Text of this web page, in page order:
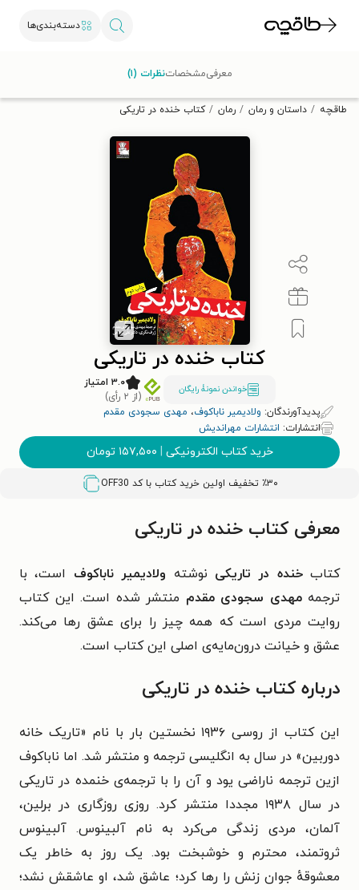
دسته‌بندی‌ها
تخفیف از طاقچه دریافت کن.
طاقچه داستان و رمان رمان کتاب خنده در تاریکی
کتاب خنده در تاریکی
خواندن نمونۀ رایگان
۳.۰ امتیاز
(از ۲ رأی)
پدیدآورندگان: ولادیمیر ناباکوف، مهدی سجودی مقدم
انتشارات: انتشارات مهراندیش
خرید کتاب الکترونیکی | ۱۵۷,۵۰۰ تومان
٪۳۰ تخفیف اولین خرید کتاب با کد OFF30
معرفیمشخصاتنظرات (۱)
معرفی کتاب خنده در تاریکی
کتاب خنده در تاریکی نوشته ولادیمیر ناباکوف است، با
ترجمهمهدی سجودی مقدم منتشر شده است. این کتاب
روایت مردی است که همه چیز را برای عشق رها می‌کند.
عشق و خیانت درون‌مایه‌ی اصلی این کتاب است.
درباره کتاب خنده در تاریکی
این کتاب از روسی ۱۹۳۶ نخستین بار با نام «تاریک خانه
دوربین» در سال به انگلیسی ترجمه و منتشر شد. اما ناباکوف
ازین ترجمه ناراضی یود و آن را با ترجمه‌ی خنمده در تاریکی
در سال ۱۹۳۸ مجددا منتشر کرد. روزی روزگاری در برلین،
آلمان، مردی زندگی می‌کرد به نام آلبینوس. آلبینوس
ثروتمند، محترم و خوشبخت بود. یک روز به خاطر یک
معشوقهٔ جوان زنش را رها کرد؛ عاشق شد، او عاشقش نشد؛